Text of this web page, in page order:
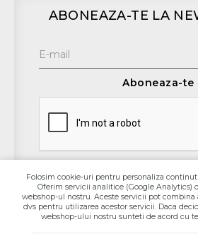
ABONEAZA-TE LA
Aboneaza-te
Contact
Folosim cookie-uri pentru personaliza
Oferim servicii analitice (Google Analytics)
webshop-ul nostru. Aceste servicii pot
dvs pentru utilizarea acestor servicii. Daca
webshop-ului nostru sunteti de acord cu